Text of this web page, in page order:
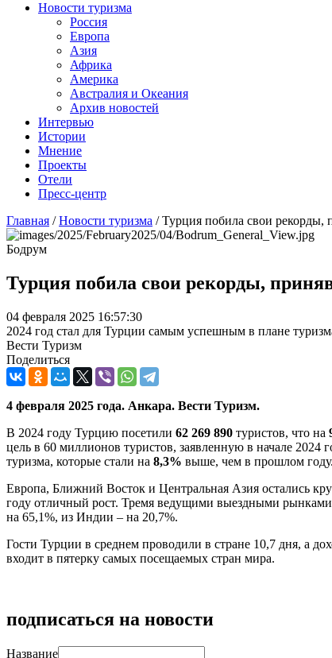
Новости туризма
Россия
Европа
Азия
Африка
Америка
Австралия и Океания
Архив новостей
Интервью
Истории
Мнение
Проекты
Отели
Пресс-центр
Главная /Новости туризма /Турция побила свои рекорды,
Бодрум
Турция побила свои рекорды,
04 февраля 2025 16:57:30
2024 год стал для Турции самым успешным в плане
Вести Туризм
Поделиться
4 февраля 2025 года. Анкара. Вести Туризм.
В 2024 году Турцию посетили 62 269 890 туристов, что на
цель в 60 миллионов туристов, заявленную в начале 2024
туризма, которые стали на 8,3% выше, чем в прошлом
Европа, Ближний Восток и Центральная Азия остались
году отличный рост. Тремя ведущими выездными
на 65,1%, из Индии – на 20,7%.
Гости Турции в среднем проводили в стране 10,7 дня, а
входит в пятерку самых посещаемых стран мира.
подписаться на новости
Название